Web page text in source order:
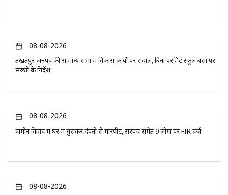
08-08-2026
तखतपुर जनपद की सामान्य सभा में विकास कार्यों पर सवाल, बिना परमिट स्कूल बसों पर
सख्ती के निर्देश
08-08-2026
जमीन विवाद में घर में घुसकर दंपती से मारपीट, सरपंच समेत 9 लोगों पर FIR दर्ज
08-08-2026